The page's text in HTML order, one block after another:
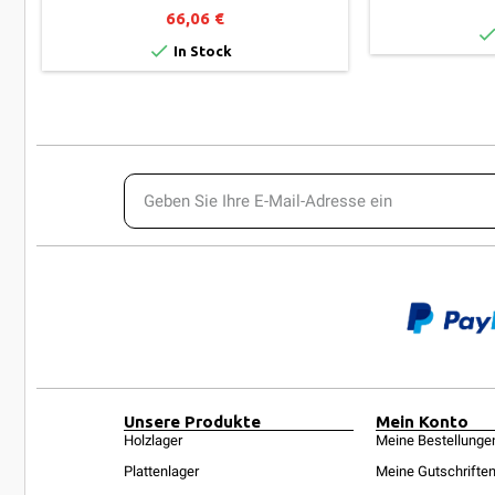
66,06 €
 In Stock
Unsere Produkte
Holzlager
Plattenlager
Mein Konto
Meine
Meine Gutschriften